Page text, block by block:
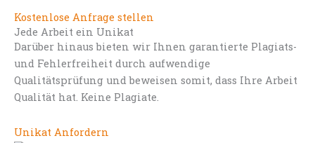
Kostenlose Anfrage stellen
Jede Arbeit ein Unikat
Darüber hinaus bieten wir Ihnen garantierte Plagiats-
und Fehlerfreiheit durch aufwendige
Qualitätsprüfung und beweisen somit, dass Ihre Arbeit
Qualität hat. Keine Plagiate.
Unikat Anfordern